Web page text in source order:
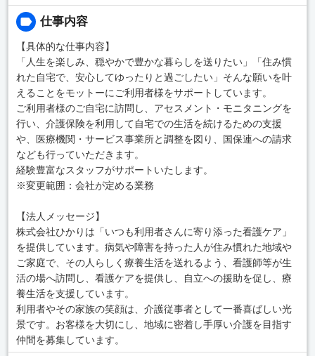
仕事内容
【具体的な仕事内容】
「人生を楽しみ、穏やかで豊かな暮らしを送りたい」「住み慣
れた自宅で、安心してゆったりと過ごしたい」そんな願いを叶
えることをモットーにご利用者様をサポートしています。
ご利用者様のご自宅に訪問し、アセスメント・モニタニングを
行い、介護保険を利用して自宅での生活を続けるための支援
や、医療機関・サービス事業所と調整を図り、国保連への請求
なども行っていただきます。
経験豊富なスタッフがサポートいたします。
※変更範囲：会社が定める業務
【法人メッセージ】
株式会社ひかりは「いつも利用者さんに寄り添った看護ケア」
を提供しています。病気や障害を持った人が住み慣れた地域や
ご家庭で、その人らしく療養生活を送れるよう、看護師等が生
活の場へ訪問し、看護ケアを提供し、自立への援助を促し、療
養生活を支援しています。
利用者やその家族の笑顔は、介護従事者として一番喜ばしい光
景です。お客様を大切にし、地域に密着し手厚い介護を目指す
仲間を募集しています。